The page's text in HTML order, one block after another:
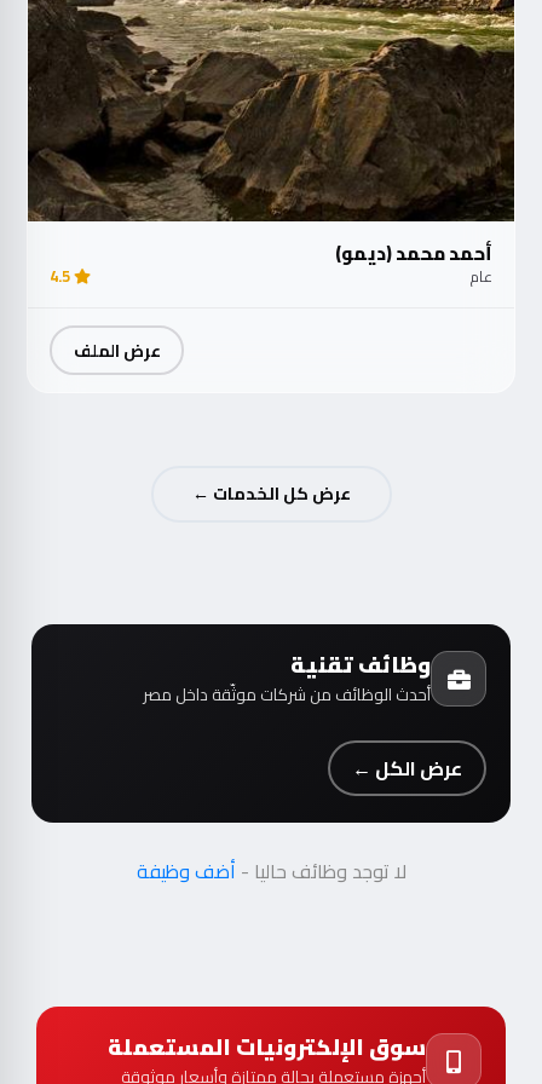
أحمد محمد (ديمو)
عام 4.5
عرض الملف
عرض كل الخدمات ←
وظائف تقنية
أحدث الوظائف من شركات موثّقة داخل مصر
عرض الكل ←
لا توجد وظائف حاليا - أضف وظيفة
سوق الإلكترونيات المستعملة
أجهزة مستعملة بحالة ممتازة وأسعار موثوقة